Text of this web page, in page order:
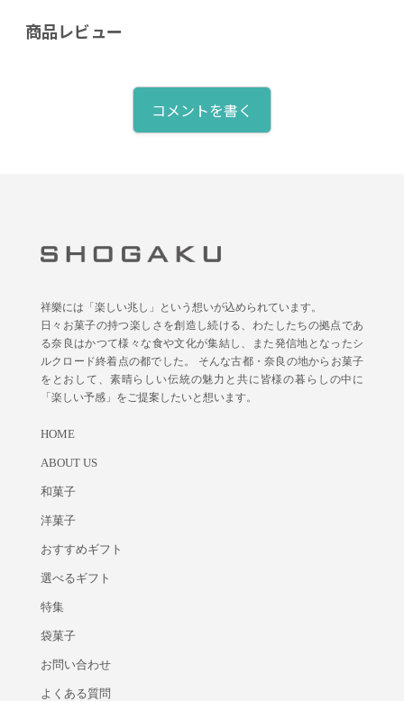
商品レビュー
コメントを書く
祥樂には「楽しい兆し」という想いが込められています。
日々お菓子の持つ楽しさを創造し続ける、わたしたちの拠点であ
る奈良はかつて様々な食や文化が集結し、また発信地となったシ
ルクロード終着点の都でした。 そんな古都・奈良の地からお菓子
をとおして、素晴らしい伝統の魅力と共に皆様の暮らしの中に
「楽しい予感」をご提案したいと想います。
HOME
ABOUT US
和菓子
洋菓子
おすすめギフト
選べるギフト
特集
袋菓子
お問い合わせ
よくある質問